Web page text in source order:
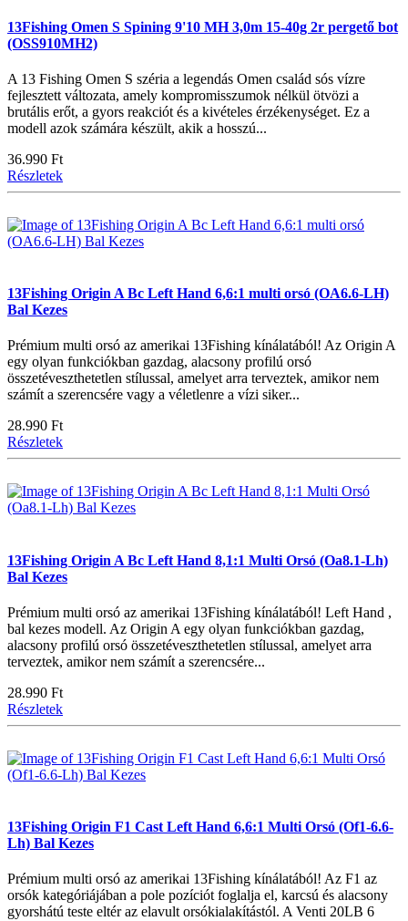
13Fishing Omen S Spining 9'10 MH 3,0m 15-40g 2r pergető bot
(OSS910MH2)
A 13 Fishing Omen S széria a legendás Omen család sós vízre
fejlesztett változata, amely kompromisszumok nélkül ötvözi a
brutális erőt, a gyors reakciót és a kivételes érzékenységet. Ez a
modell azok számára készült, akik a hosszú...
36.990 Ft
Részletek
13Fishing Origin A Bc Left Hand 6,6:1 multi orsó (OA6.6-LH)
Bal Kezes
Prémium multi orsó az amerikai 13Fishing kínálatából! Az Origin A
egy olyan funkciókban gazdag, alacsony profilú orsó
összetéveszthetetlen stílussal, amelyet arra terveztek, amikor nem
számít a szerencsére vagy a véletlenre a vízi siker...
28.990 Ft
Részletek
13Fishing Origin A Bc Left Hand 8,1:1 Multi Orsó (Oa8.1-Lh)
Bal Kezes
Prémium multi orsó az amerikai 13Fishing kínálatából! Left Hand ,
bal kezes modell. Az Origin A egy olyan funkciókban gazdag,
alacsony profilú orsó összetéveszthetetlen stílussal, amelyet arra
terveztek, amikor nem számít a szerencsére...
28.990 Ft
Részletek
13Fishing Origin F1 Cast Left Hand 6,6:1 Multi Orsó (Of1-6.6-
Lh) Bal Kezes
Prémium multi orsó az amerikai 13Fishing kínálatából! Az F1 az
orsók kategóriájában a pole pozíciót foglalja el, karcsú és alacsony
gyorshátú teste eltér az elavult orsókialakítástól. A Venti 20LB 6